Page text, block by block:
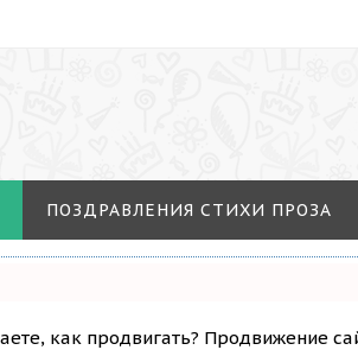
ПОЗДРАВЛЕНИЯ СТИХИ ПРОЗА
как продвигать? Продвижение